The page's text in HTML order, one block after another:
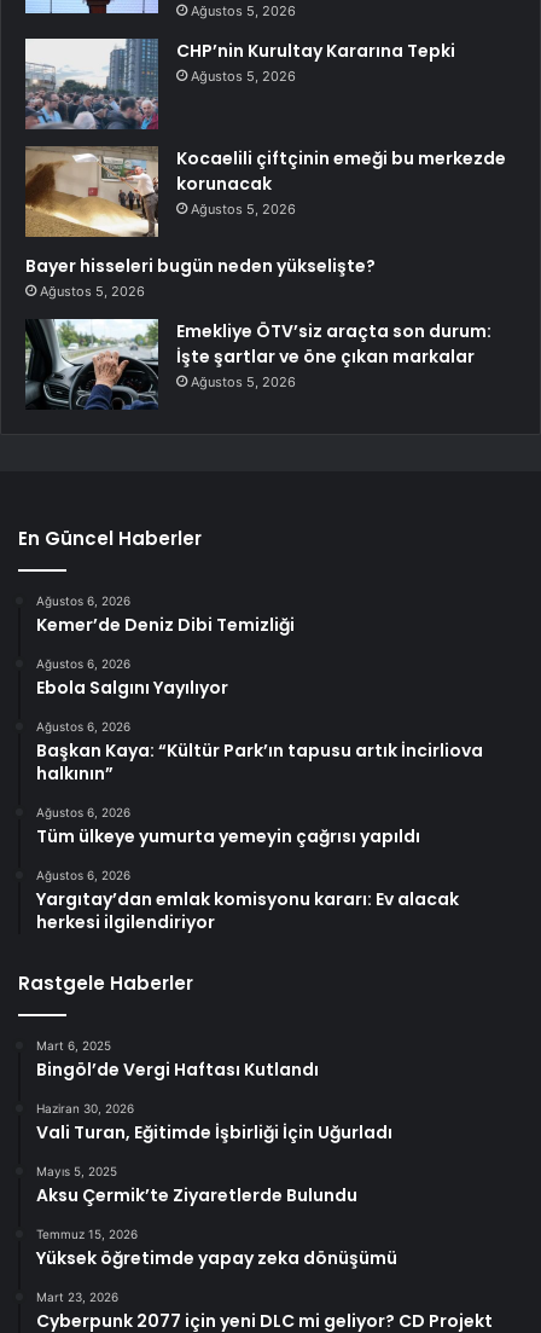
Ağustos 5, 2026
CHP’nin Kurultay Kararına Tepki
Ağustos 5, 2026
Kocaelili çiftçinin emeği bu merkezde
korunacak
Ağustos 5, 2026
Bayer hisseleri bugün neden yükselişte?
Ağustos 5, 2026
Emekliye ÖTV’siz araçta son durum:
İşte şartlar ve öne çıkan markalar
Ağustos 5, 2026
En Güncel Haberler
Ağustos 6, 2026
Kemer’de Deniz Dibi Temizliği
Ağustos 6, 2026
Ebola Salgını Yayılıyor
Ağustos 6, 2026
Başkan Kaya: “Kültür Park’ın tapusu artık İncirliova
halkının”
Ağustos 6, 2026
Tüm ülkeye yumurta yemeyin çağrısı yapıldı
Ağustos 6, 2026
Yargıtay’dan emlak komisyonu kararı: Ev alacak
herkesi ilgilendiriyor
Rastgele Haberler
Mart 6, 2025
Bingöl’de Vergi Haftası Kutlandı
Haziran 30, 2026
Vali Turan, Eğitimde İşbirliği İçin Uğurladı
Mayıs 5, 2025
Aksu Çermik’te Ziyaretlerde Bulundu
Temmuz 15, 2026
Yüksek öğretimde yapay zeka dönüşümü
Mart 23, 2026
Cyberpunk 2077 için yeni DLC mi geliyor? CD Projekt